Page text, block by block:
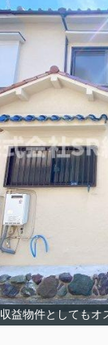
収益物件としてもオ